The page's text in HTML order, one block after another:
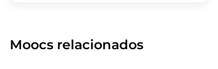
Moocs relacionados